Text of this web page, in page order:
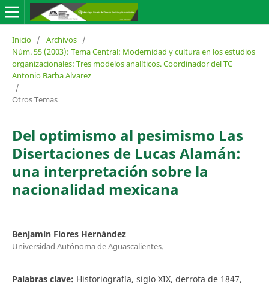
Inicio / Archivos /
Núm. 55 (2003): Tema Central: Modernidad y cultura en los estudios
organizacionales: Tres modelos analíticos. Coordinador del TC
Antonio Barba Alvarez
/
Otros Temas
Del optimismo al pesimismo Las
Disertaciones de Lucas Alamán:
una interpretación sobre la
nacionalidad mexicana
Benjamín Flores Hernández
Universidad Autónoma de Aguascalientes.
Palabras clave: Historiografía, siglo XIX, derrota de 1847,